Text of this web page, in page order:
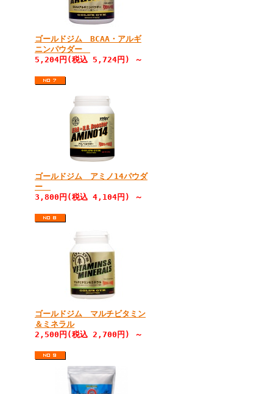
ゴールドジム BCAA・アルギ
ニンパウダー
5,204円(税込 5,724円) ～
ゴールドジム アミノ14パウダ
ー
3,800円(税込 4,104円) ～
ゴールドジム マルチビタミン
＆ミネラル
2,500円(税込 2,700円) ～